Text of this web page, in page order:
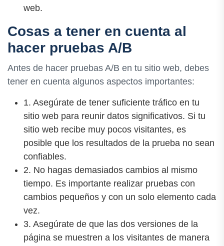
web.
Cosas a tener en cuenta al
hacer pruebas A/B
Antes de hacer pruebas A/B en tu sitio web, debes
tener en cuenta algunos aspectos importantes:
1. Asegúrate de tener suficiente tráfico en tu
sitio web para reunir datos significativos. Si tu
sitio web recibe muy pocos visitantes, es
posible que los resultados de la prueba no sean
confiables.
2. No hagas demasiados cambios al mismo
tiempo. Es importante realizar pruebas con
cambios pequeños y con un solo elemento cada
vez.
3. Asegúrate de que las dos versiones de la
página se muestren a los visitantes de manera